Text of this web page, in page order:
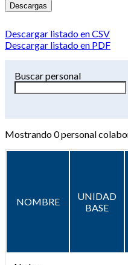
Descargas
Descargar listado en CSV
Descargar listado en PDF
Buscar personal
Mostrando0personal
NOMBRE
UNIDAD
BASE